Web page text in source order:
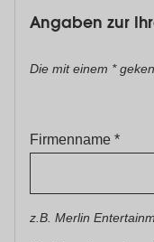
Rabattkonditionen
Angaben zur
Die mit einem *
Firmenname
z.B. Merlin